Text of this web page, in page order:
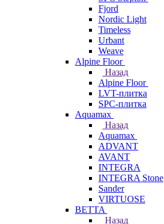
Fjord
Nordic Light
Timeless
Urbant
Weave
Alpine Floor
Назад
Alpine Floor
LVT-плитка
SPC-плитка
Aquamax
Назад
Aquamax
ADVANT
AVANT
INTEGRA
INTEGRA Stone
Sander
VIRTUOSE
BETTA
Назад